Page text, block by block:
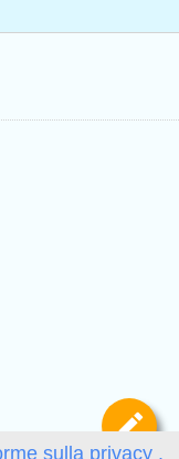
sulla privacy .